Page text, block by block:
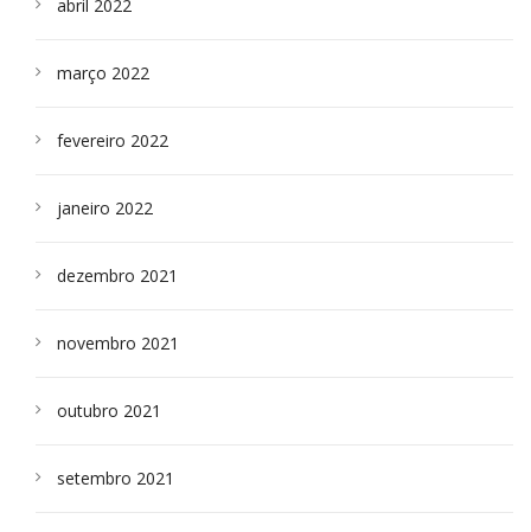
abril 2022
março 2022
fevereiro 2022
janeiro 2022
dezembro 2021
novembro 2021
outubro 2021
setembro 2021